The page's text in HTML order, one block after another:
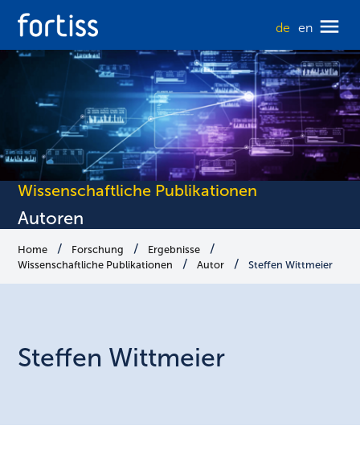
de en
Wissenschaftliche Publikationen
Autoren
Home Forschung
Ergebnisse
Wissenschaftliche Publikationen
Autor Steffen Wittmeier
Steffen Wittmeier